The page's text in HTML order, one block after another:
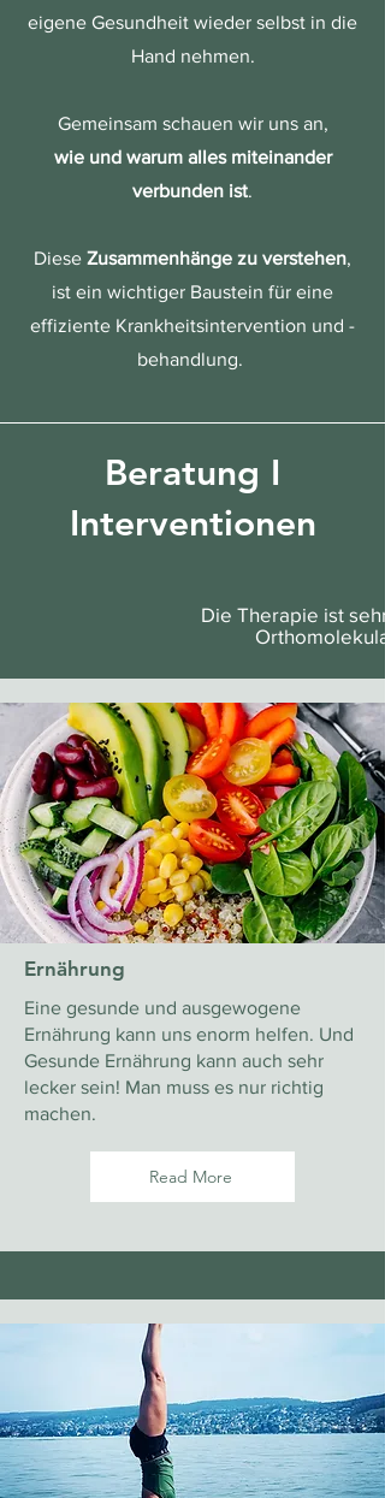
eigene Gesundheit wieder selbst in die
Hand nehmen.
Gemeinsam schauen wir uns an,
wie und warum alles miteinander
verbunden ist.
Diese Zusammenhänge zu verstehen,
ist ein wichtiger Baustein für eine
effiziente Krankheitsintervention und -
behandlung.
Beratung I
Interventionen
Die Therapie ist
Ernährung
Eine gesunde und ausgewogene
Ernährung kann uns enorm helfen. Und
Gesunde Ernährung kann auch sehr
lecker sein! Man muss es nur richtig
machen.
Read More